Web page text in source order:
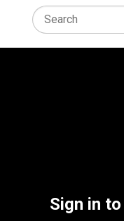
Sign in